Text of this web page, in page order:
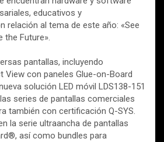
educativos y
relación al tema de este año: «See
the Future».
pantallas, incluyendo
View con paneles Glue-on-Board
solución LED móvil LDS138-151
series de pantallas comerciales
también con certificación Q-SYS.
la serie ultraancha de pantallas
así como bundles para